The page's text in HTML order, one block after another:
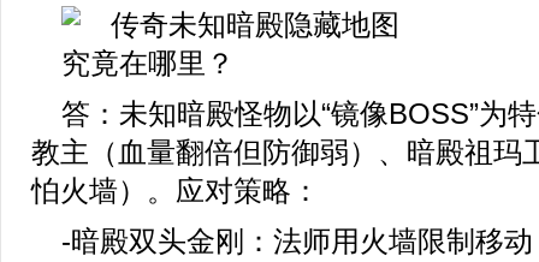
答：未知暗殿怪物以“镜像BOSS”为
教主（血量翻倍但防御弱）、暗殿祖玛
怕火墙）。应对策略：
-暗殿双头金刚：法师用火墙限制移